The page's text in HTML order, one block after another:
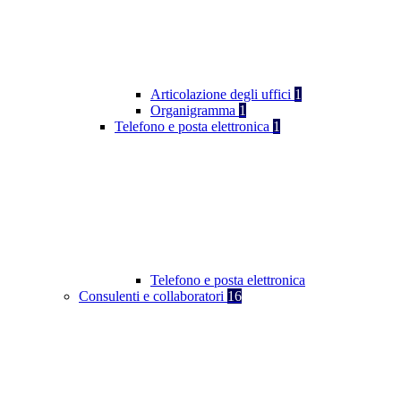
Articolazione degli uffici 1
Organigramma 1
Telefono e posta elettronica 1
Telefono e posta elettronica
Consulenti e collaboratori 16